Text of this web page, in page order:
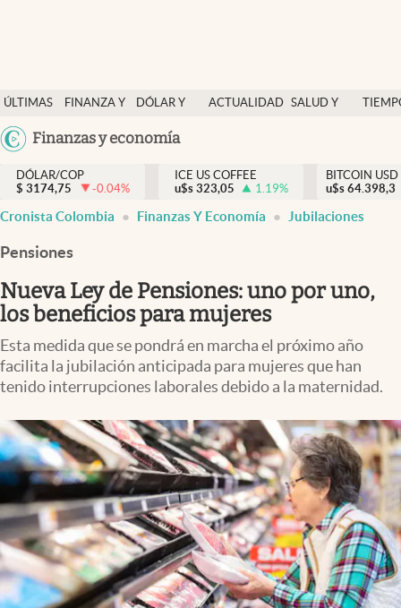
ÚLTIMAS
NOTICIAS
FINANZA Y
DÓLAR Y
ACTUALIDAD SALUD Y
México
USA
Finanzas y economía
Salud y nutrición
Vida espiritual
Actualidad
Colombia
DÓLAR/COP
$ 3174,75 -0.04%
ICE US COFFEE
u$s 323,05 1.19%
BITCOIN USD
u$s 64.398,3
Cronista Colombia Finanzas Y Economía Jubilaciones
Pensiones
Nueva Ley de Pensiones: uno por uno,
los beneficios para mujeres
Esta medida que se pondrá en marcha el próximo año
facilita la jubilación anticipada para mujeres que han
tenido interrupciones laborales debido a la maternidad.